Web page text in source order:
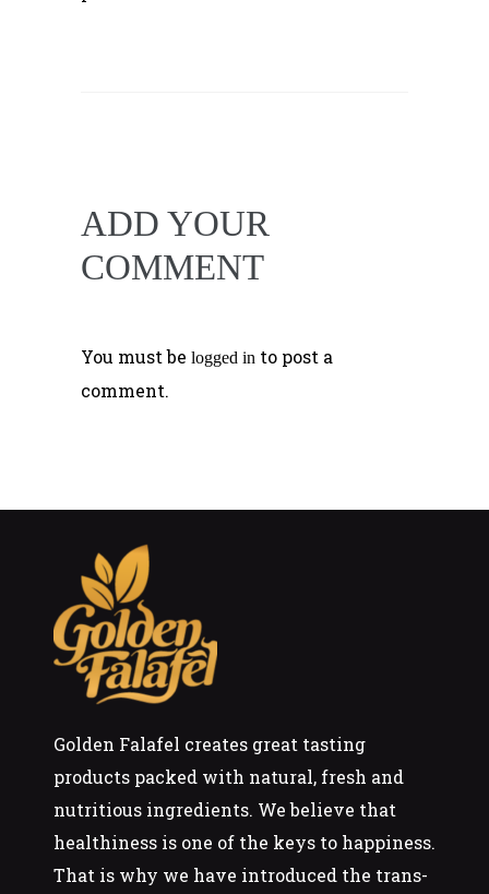
ADD YOUR
COMMENT
You must be logged in to post a
comment.
Golden Falafel creates great tasting
products packed with natural, fresh and
nutritious ingredients. We believe that
healthiness is one of the keys to happiness.
That is why we have introduced the trans-